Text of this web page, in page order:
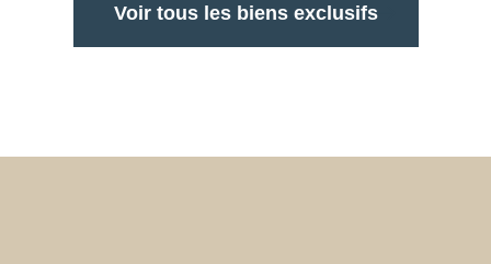
Voir tous les biens exclusifs